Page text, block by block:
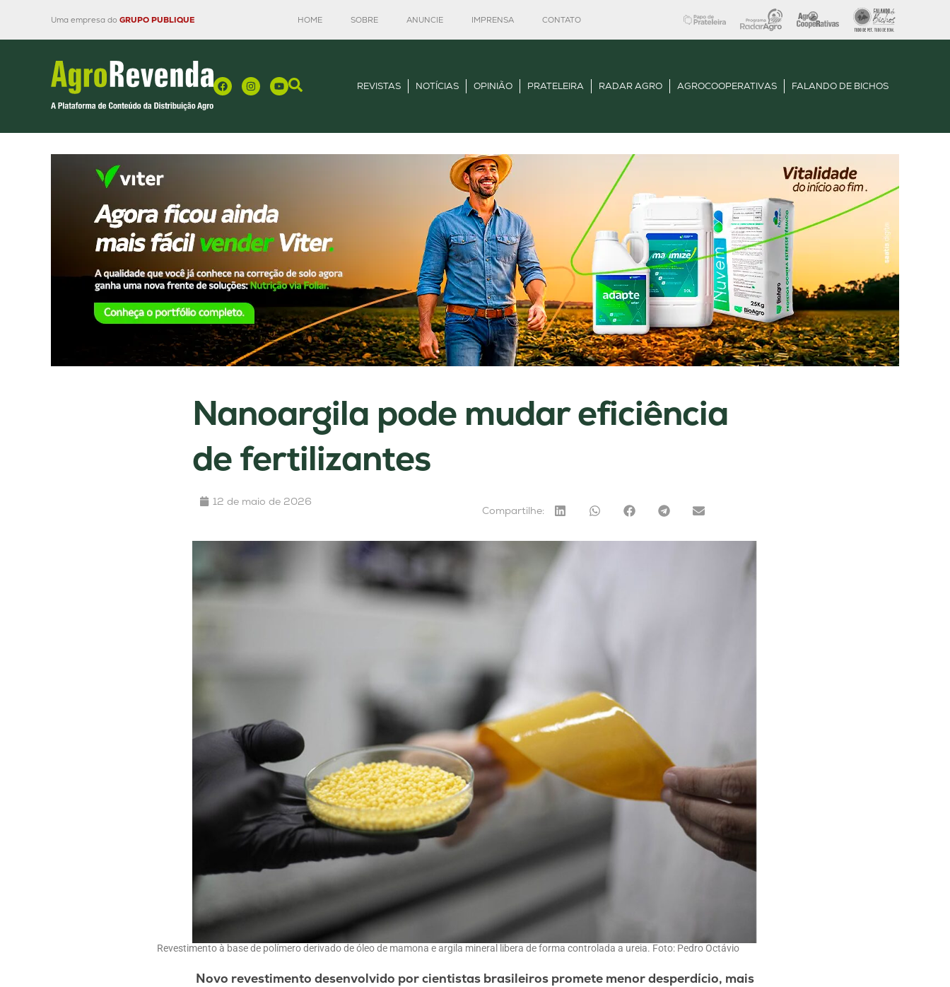
Uma empresa do GRUPO PUBLIQUE HOME SOBRE ANUNCIE IMPRENSA CONTATO
REVISTAS NOTÍCIAS OPINIÃO PRATELEIRA RADAR AGRO AGROCOOPERATIVAS FALANDO DE BICHOS
Nanoargila pode mudar eficiência
de fertilizantes
12 de maio de 2026
Compartilhe:
Revestimento à base de polímero derivado de óleo de mamona e argila mineral libera de forma controlada a ureia. Foto: Pedro Octávio
Novo revestimento desenvolvido por cientistas brasileiros promete menor desperdício, mais